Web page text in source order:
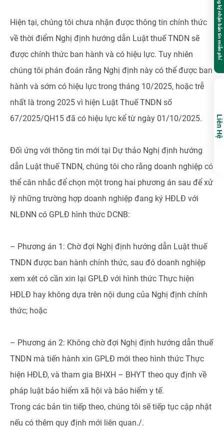
Hiện tại, chúng tôi chưa nhận được thông tin chính thức
về thời điểm Nghị định hướng dẫn Luật thuế TNDN sẽ
được chính thức ban hành và có hiệu lực. Tuy nhiên
chúng tôi phán đoán rằng Nghị định này có thể được ban
hành và sớm có hiệu lực trong tháng 10/2025, hoặc trễ
nhất là trong 2025 vì hiện Luật Thuế TNDN số
67/2025/QH15 đã có hiệu lực kể từ ngày 01/10/2025.
Đối ứng với thông tin mới tại Dự thảo Nghị định hướng
dẫn Luật thuế TNDN, chúng tôi cho rằng doanh nghiệp có
thể cân nhắc để chọn một trong hai phương án sau để xử
lý những trường hợp doanh nghiệp đang ký HĐLĐ với
NLĐNN có GPLĐ hình thức DCNB:
– Phương án 1: Chờ đợi Nghị định hướng dẫn Luật thuế
TNDN được ban hành chính thức, sau đó doanh nghiệp
xem xét có cần xin lại GPLĐ với hình thức Thực hiện
HĐLĐ hay không dựa trên nội dung của Nghị định chính
thức; hoặc
– Phương án 2: Không chờ đợi Nghị định hướng dẫn thuế
TNDN mà tiến hành xin GPLĐ mới theo hình thức Thực
hiện HĐLĐ, và tham gia BHXH – BHYT theo quy định về
pháp luật bảo hiểm xã hội và bảo hiểm y tế.
Trong các bản tin tiếp theo, chúng tôi sẽ tiếp tục cập nhật
nếu có thêm quy định mới liên quan./.
Đăng ký nhận bản tin miễn phí
Liên Hệ